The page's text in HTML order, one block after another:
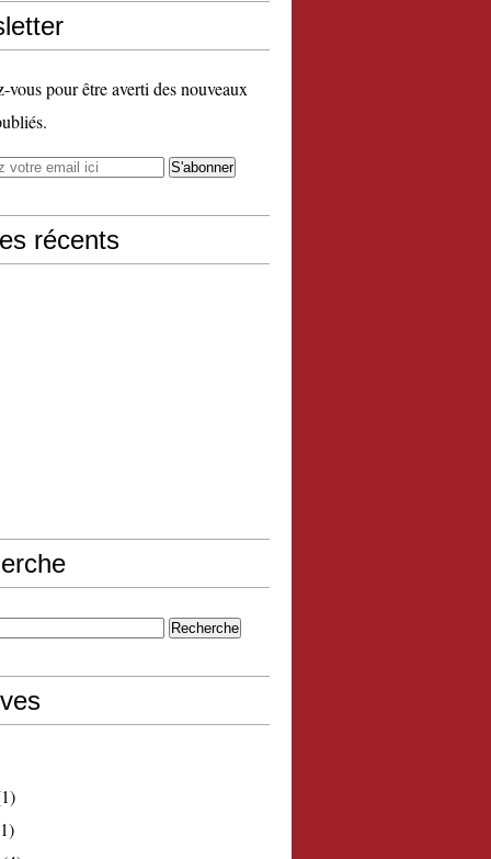
vous pour être averti des nouveaux
récents